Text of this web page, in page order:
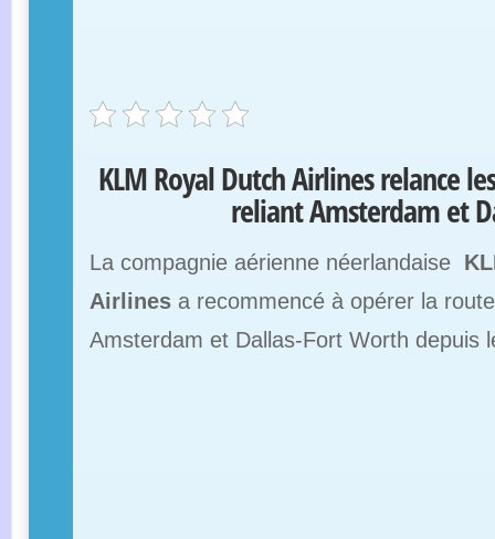
KLM Royal Dutch Airlines relance
reliant Amsterdam et
La compagnie aérienne néerlandaise
Airlines a recommencé à opérer la
Amsterdam et Dallas-Fort Worth depuis